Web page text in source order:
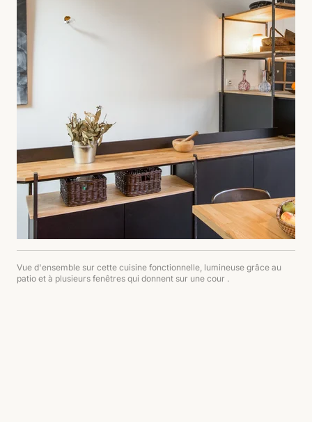
Vue d'ensemble sur cette cuisine fonctionnelle, lumineuse grâce au
patio et à plusieurs fenêtres qui donnent sur une cour .